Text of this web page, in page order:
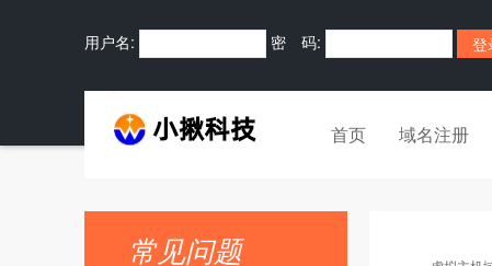
用户名: 密 码:
首页 域名注册
常见问题